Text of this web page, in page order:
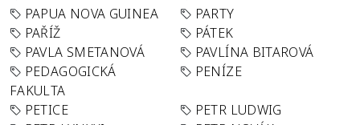
PAPUA NOVA GUINEA
PARTY
PAŘÍŽ
PÁTEK
PAVLA SMETANOVÁ
PAVLÍNA BITAROVÁ
PEDAGOGICKÁ
FAKULTA
PENÍZE
PETICE
PETR LUDWIG